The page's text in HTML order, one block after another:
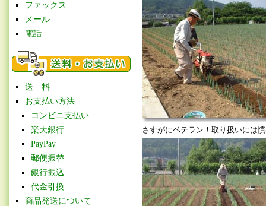
ファックス
メール
電話
送 料
お支払い方法
コンビニ支払い
楽天銀行
PayPay
郵便振替
銀行振込
代金引換
商品発送について
さすがにベテラン！取り扱いには